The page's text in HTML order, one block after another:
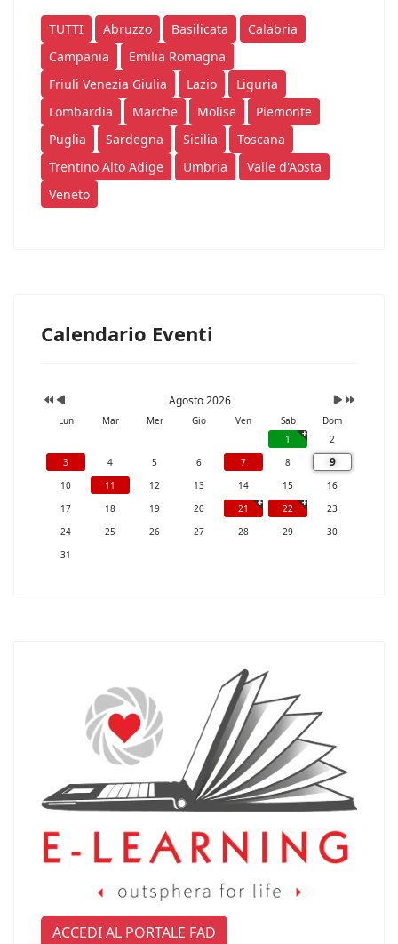
TUTTI Abruzzo Basilicata
Calabria
Campania
Emilia Romagna
Friuli Venezia Giulia
Lazio
Liguria
Lombardia
Marche Molise
Piemonte
Puglia
Sardegna Sicilia
Toscana
Trentino Alto Adige
Umbria
Valle d'Aosta
Veneto
Calendario Eventi
Agosto 2026
Lun Mar Mer Gio Ven Sab
Dom
1
2
3
4 5 6 7 8 9
10 11 12 13 14 15
16
17
18 19 20 21 22
23
24
25 26 27 28 29
30
31
ACCEDI AL PORTALE FAD